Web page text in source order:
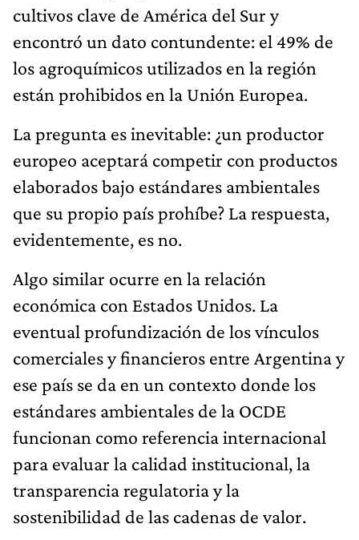
cultivos clave de América del Sur y
encontró un dato contundente: el 49% de
los agroquímicos utilizados en la región
están prohibidos en la Unión Europea.
La pregunta es inevitable: ¿un productor
europeo aceptará competir con productos
elaborados bajo estándares ambientales
que su propio país prohíbe? La respuesta,
evidentemente, es no.
Algo similar ocurre en la relación
económica con Estados Unidos. La
eventual profundización de los vínculos
comerciales y financieros entre Argentina y
ese país se da en un contexto donde los
estándares ambientales de la OCDE
funcionan como referencia internacional
para evaluar la calidad institucional, la
transparencia regulatoria y la
sostenibilidad de las cadenas de valor.